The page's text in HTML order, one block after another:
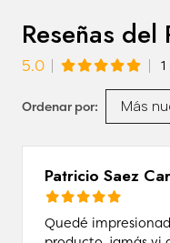
Reseñas del
5.0
Ordenar por: Más
Patricio Saez
Quedé